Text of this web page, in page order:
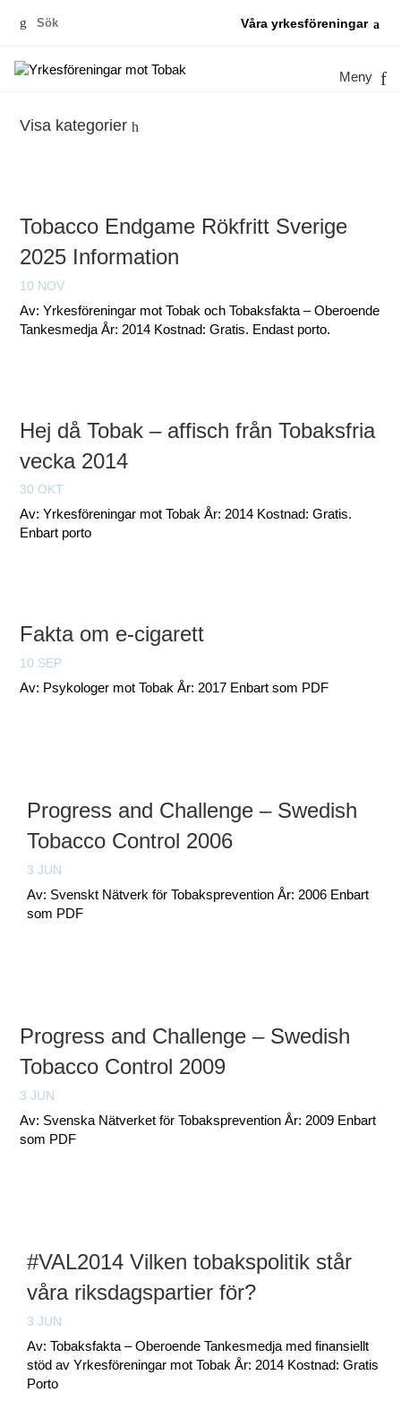
Sök
Våra yrkesföreningar
Meny
Visa kategorier
Tobacco Endgame Rökfritt Sverige
2025 Information
10 NOV
Av: Yrkesföreningar mot Tobak och Tobaksfakta – Oberoende
Tankesmedja År: 2014 Kostnad: Gratis. Endast porto.
Hej då Tobak – affisch från Tobaksfria
vecka 2014
30 OKT
Av: Yrkesföreningar mot Tobak År: 2014 Kostnad: Gratis.
Enbart porto
Fakta om e-cigarett
10 SEP
Av: Psykologer mot Tobak År: 2017 Enbart som PDF
Progress and Challenge – Swedish
Tobacco Control 2006
3 JUN
Av: Svenskt Nätverk för Tobaksprevention År: 2006 Enbart
som PDF
Progress and Challenge – Swedish
Tobacco Control 2009
3 JUN
Av: Svenska Nätverket för Tobaksprevention År: 2009 Enbart
som PDF
#VAL2014 Vilken tobakspolitik står
våra riksdagspartier för?
3 JUN
Av: Tobaksfakta – Oberoende Tankesmedja med finansiellt
stöd av Yrkesföreningar mot Tobak År: 2014 Kostnad: Gratis /
Porto